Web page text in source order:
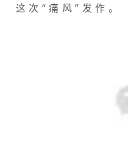
这次“痛风”发作。